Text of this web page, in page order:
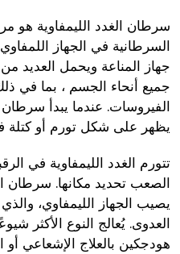
سرطان الغدد الليمفاوية هو
السرطانية في الجهاز
جهاز المناعة ويحمل العديد من
جميع أنحاء الجسم ، بما في
الفيروسات. عندما يبدأ سرطان
يظهر على شكل تورم أو كتلة
تتورم الغدد الليمفاوية في
الصعب تحديد مكانها. سرطان
يصيب الجهاز الليمفاوي،
العدوى. يُعالج النوع الأكثر
هودجكين بالعلاج الإشعاعي أو